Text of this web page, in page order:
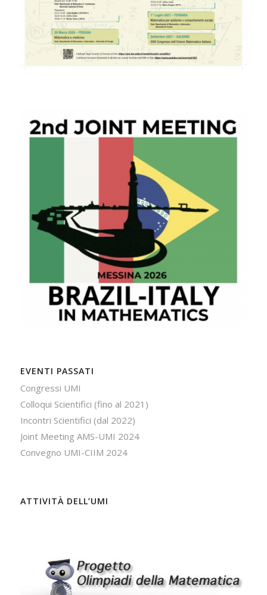
EVENTI PASSATI
Congressi UMI
Colloqui Scientifici (fino al 2021)
Incontri Scientifici (dal 2022)
Joint Meeting AMS-UMI 2024
Convegno UMI-CIIM 2024
ATTIVITÀ DELL’UMI